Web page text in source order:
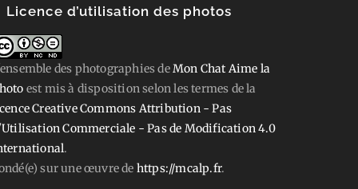
Licence d’utilisation des photos
des photographiesdeMon Chat Aime la
est mis à disposition selon les termes de la
Creative Commons Attribution - Pas
Commerciale - Pas de Modification 4.0
.
sur une œuvre de https://mcalp.fr.